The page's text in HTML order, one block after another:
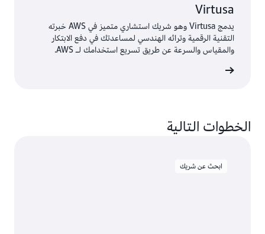
Virtusa
يدمج Virtusa وهو شريك استشاري متميز في AWS خبرته
التقنية الرقمية وتراثه الهندسي لمساعدتك في دفع الابتكار
والمقياس والسرعة عن طريق تسريع استخدامك لـ AWS.
الخطوات التالية
ابحث عن شريك